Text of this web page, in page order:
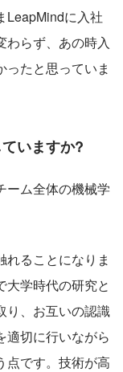
LeapMindに入社
わらず、あの時入
たと思っていま
いますか?
ーム全体の機械学
ることになりま
大学時代の研究と
り、お互いの認識
適切に行いながら
点です。技術が高